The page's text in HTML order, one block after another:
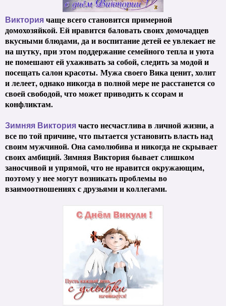
Виктория чаще всего становится примерной
домохозяйкой. Ей нравится баловать своих домочадцев
вкусными блюдами, да и воспитание детей ее увлекает не
на шутку, при этом поддержание семейного тепла и уюта
не помешают ей ухаживать за собой, следить за модой и
посещать салон красоты. Мужа своего Вика ценит, холит
и лелеет, однако никогда в полной мере не расстанется со
своей свободой, что может приводить к ссорам и
конфликтам.
Зимняя Виктория часто несчастлива в личной жизни, а
все по той причине, что пытается установить власть над
своим мужчиной. Она самолюбива и никогда не скрывает
своих амбиций. Зимняя Виктория бывает слишком
заносчивой и упрямой, что не нравится окружающим,
поэтому у нее могут возникать проблемы во
взаимоотношениях с друзьями и коллегами.